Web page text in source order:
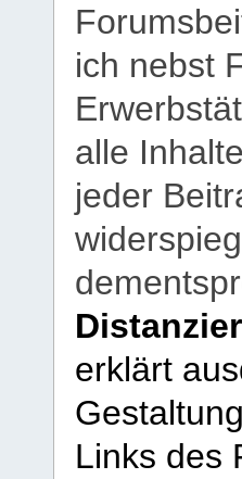
ich nebst
alle
jeder
erklärt
Links des